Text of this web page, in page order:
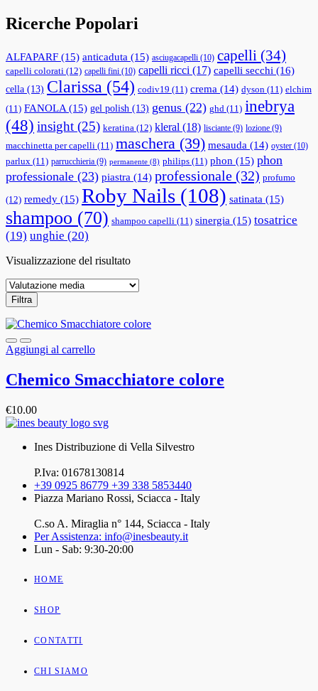
Ricerche Popolari
ALFAPARF (15) anticaduta (15) asciugacapelli (10) capelli (34)
capelli colorati (12) capelli fini (10) capelli ricci (17) capelli secchi (16)
cella (13) Clarissa (54) codiv19 (11) crema (14) dyson (11) elchim
(11) FANOLA(15) gel polish (13) genus (22) ghd (11) inebrya
(48) insight (25) keratina (12) kleral (18) lisciante (9) lozione (9)
macchinetta per capelli (11) maschera (39) mesauda (14) oyster (10)
parlux (11) parrucchieria (9) permanente (8) philips (11) phon (15) phon
professionale (23) piastra (14) professionale (32) profumo
(12) remedy (15) Roby Nails (108) satinata (15)
shampoo (70) shampoo capelli (11) sinergia (15) tosatrice
(19) unghie (20)
Visualizzazione del risultato
Filtra
Aggiungi al carrello
Chemico Smacchiatore colore
€10.00
Ines Distribuzione di Vella Silvestro
P.Iva: 01678130814
+39 0925 86779 +39 338 5853440
Piazza Mariano Rossi, Sciacca - Italy
C.so A. Miraglia n° 144, Sciacca - Italy
Per Assistenza: info@inesbeauty.it
Lun - Sab: 9:30-20:00
HOME
SHOP
CONTATTI
CHI SIAMO